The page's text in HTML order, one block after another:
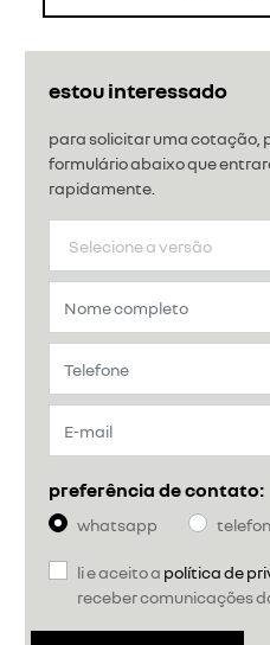
estou interessado
para solicitar uma cotação,
formulário abaixo que
rapidamente.
preferência de contato:
whatsapp
li e aceito a política de
receber comunicações